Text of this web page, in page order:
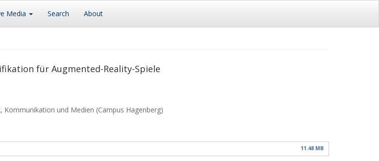
Media Search About
für Augmented-Reality-Spiele
und Medien (Campus Hagenberg)
11.48 MB